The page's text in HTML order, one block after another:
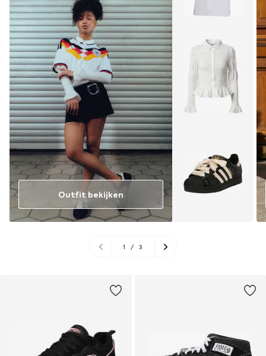
Outfit bekijken
1 / 3